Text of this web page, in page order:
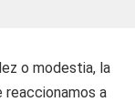
o modestia, la
reaccionamos a